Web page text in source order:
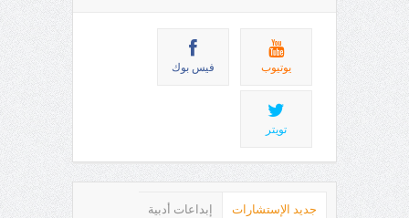
يوتيوب فيس بوك
تويتر
جديد الإستشارات إبداعات أدبية